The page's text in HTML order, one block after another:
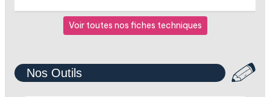
Voir toutes nos fiches techniques
Nos Outils